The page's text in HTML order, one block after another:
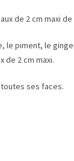
de 2 cm maxi
le piment, le
de 2 cm maxi.
ses faces.